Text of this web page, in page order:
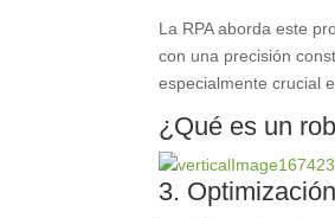
La RPA aborda este
con una precisión
especialmente crucial
¿Qué es un
3.